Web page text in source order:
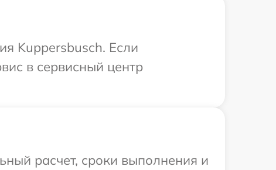
Kuppersbusch. Если
в сервисный центр
расчет, сроки выполнения и